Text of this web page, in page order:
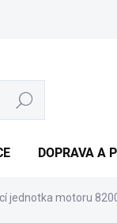
Hledat
DOPRAVA A
jednotka motoru